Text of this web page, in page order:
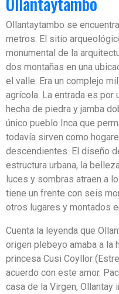
Ollantaytambo se
metros. El sitio
monumental de la
dos montañas en una
el valle. Era un complejo
agrícola. La entrada es por
hecha de piedra y jamba
único pueblo Inca que
todavía sirven como
descendientes. El diseño
estructura urbana, la
luces y sombras atraen a
tiene un frente con seis
otros lugares y montados
Cuenta la leyenda que
origen plebeyo amaba a la
princesa Cusi Coyllor
acuerdo con este amor.
casa de la Virgen,